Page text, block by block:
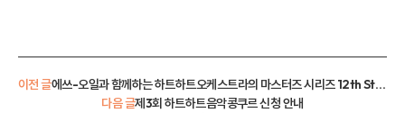
이전 글
에쓰-오일과 함께하는 하트하트오케스트라의 마스터즈 시리즈 12th Stage 공연 신청 안내
제3회 하트하트음악콩쿠르 신청 안내
다음 글